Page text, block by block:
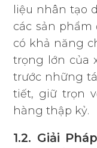
liệu nhân tạo
các sản phẩm
có khả năng
trọng lớn của
trước những
tiết, giữ trọn
hàng thập kỷ.
1.2. Giải